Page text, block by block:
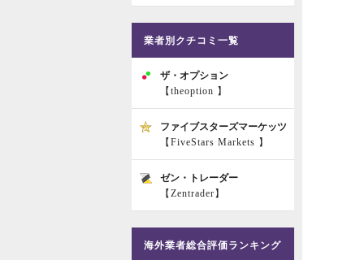
業者別クチコミ一覧
ザ・オプション
【theoption 】
ファイブスターズマーケッツ
【FiveStars Markets 】
ゼン・トレーダー
【Zentrader】
海外業者総合評価ランキング